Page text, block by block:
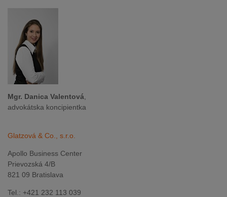
Mgr. Danica Valentová
advokátska koncipientka
Glatzová & Co., s.r.o.
Apollo Business Center
Prievozská 4/B
821 09 Bratislava
Tel.: +421 232 113 039